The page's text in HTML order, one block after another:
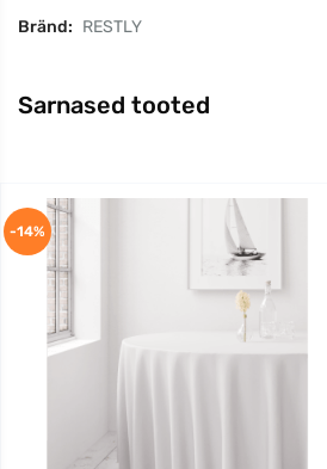
Bränd: RESTLY
Sarnased tooted
-14%